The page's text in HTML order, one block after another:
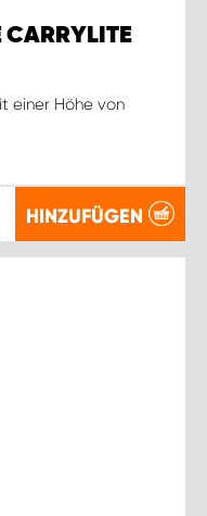
CARRYLITE
einer Höhe von
HINZUFÜGEN